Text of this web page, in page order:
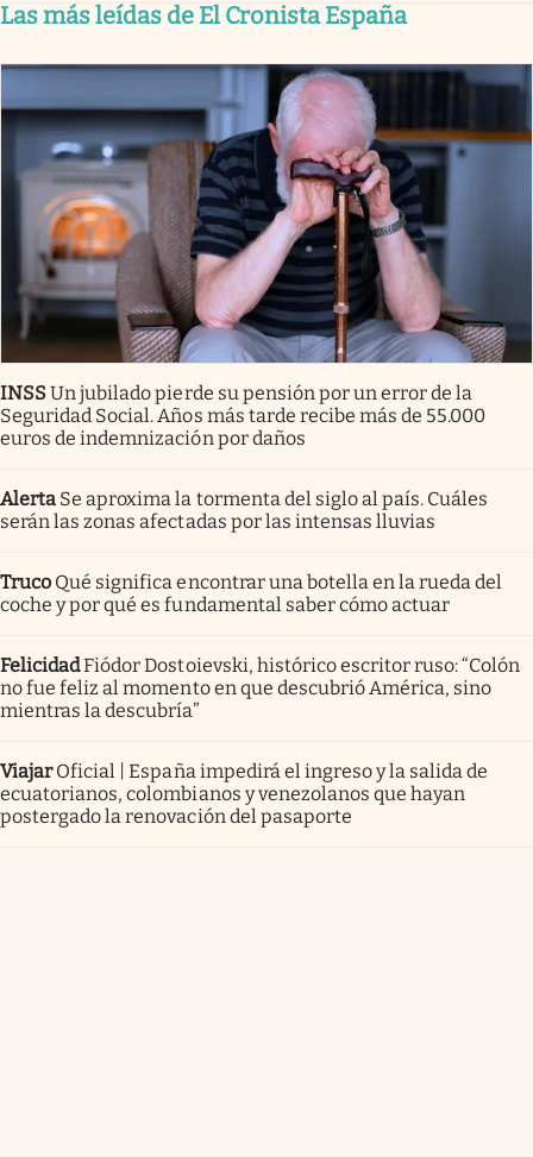
Las más leídas de El Cronista España
INSSUn jubilado pierde su pensión por un error de la
Seguridad Social. Años más tarde recibe más de 55.000
euros de indemnización por daños
Alerta Se aproxima la tormenta del siglo al país. Cuáles
serán las zonas afectadas por las intensas lluvias
Truco Qué significa encontrar una botella en la rueda del
coche y por qué es fundamental saber cómo actuar
FelicidadFiódor Dostoievski, histórico escritor ruso: “Colón
no fue feliz al momento en que descubrió América, sino
mientras la descubría”
Viajar Oficial | España impedirá el ingreso y la salida de
ecuatorianos, colombianos y venezolanos que hayan
postergado la renovación del pasaporte